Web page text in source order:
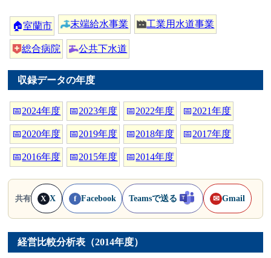
🏠室蘭市 末端給水事業 工業用水道事業
総合病院 公共下水道
収録データの年度
📅2024年度 📅2023年度 📅2022年度 📅2021年度
📅2020年度 📅2019年度 📅2018年度 📅2017年度
📅2016年度 📅2015年度 📅2014年度
共有 X X f Facebook Teamsで送る ✉ Gmail
経営比較分析表（2014年度）